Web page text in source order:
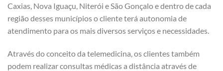
Caxias, Nova Iguaçu, Niterói e São Gonçalo e dentro de cada
região desses municípios o cliente terá autonomia de
atendimento para os mais diversos serviços e necessidades.
Através do conceito da telemedicina, os clientes também
podem realizar consultas médicas a distância através de